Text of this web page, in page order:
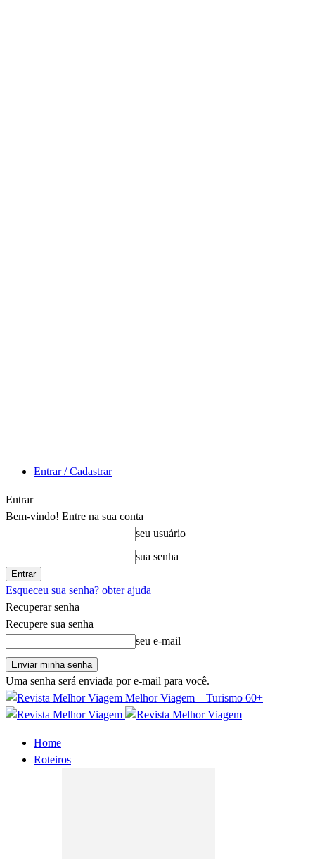
Entrar / Cadastrar
Entrar
Bem-vindo! Entre na sua conta
seu usuário
sua senha
Esqueceu sua senha? obter ajuda
Recuperar senha
Recupere sua senha
seu e-mail
Uma senha será enviada por e-mail para você.
Melhor Viagem – Turismo 60+
Home
Roteiros